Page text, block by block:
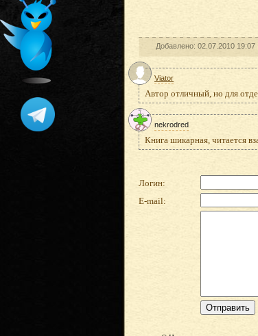
Добавлено: 02.07.2010 19:07 |
Viator
Автор отличный, но для
nekrodred
Книга шикарная, читается
Логин:
E-mail: